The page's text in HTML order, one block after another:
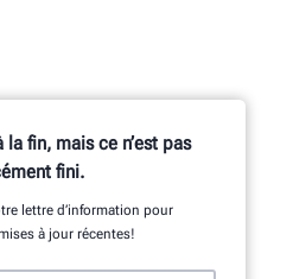
la fin, mais ce n’est pas
fini.
lettre d’information pour
à jour récentes!